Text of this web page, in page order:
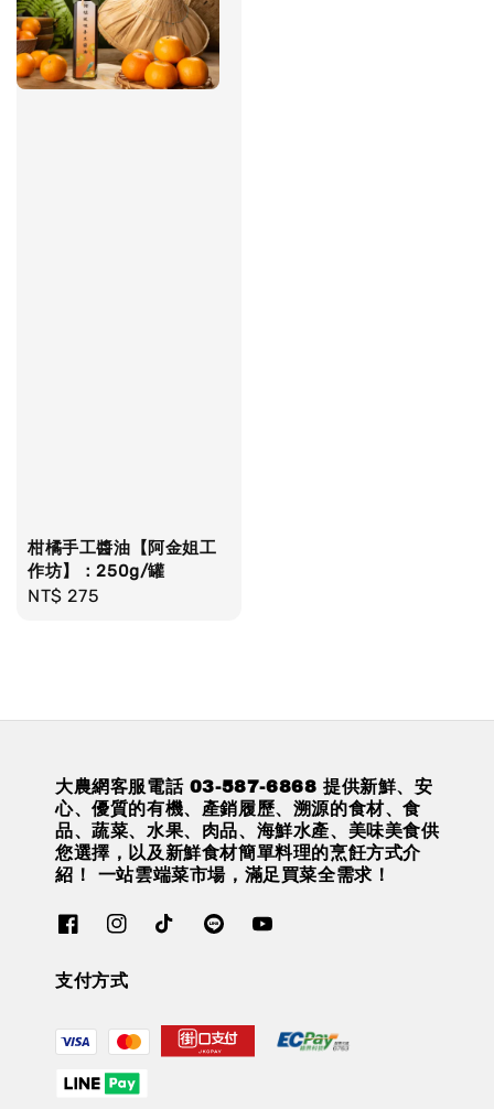
柑橘手工醬油【阿金姐工
作坊】：250g/罐
Regular
NT$ 275
大農網客服電話 03-587-6868 提供新鮮、安
心、優質的有機、產銷履歷、溯源的食材、食
品、蔬菜、水果、肉品、海鮮水產、美味美食供
您選擇，以及新鮮食材簡單料理的烹飪方式介
紹！ 一站雲端菜市場，滿足買菜全需求！
支付方式